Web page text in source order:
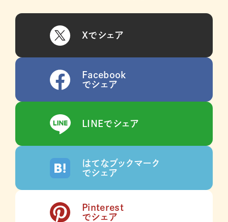
Xでシェア
Facebook
でシェア
LINEでシェア
はてなブックマーク
でシェア
Pinterest
でシェア